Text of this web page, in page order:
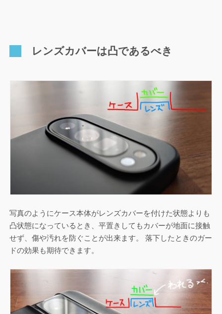
レンズカバーは凸であるべき
写真のようにケース本体がレンズカバーを付けた状態よりも
凸状態になっているとき、平置きしてもカバーが地面に接触
せず、傷や汚れを防ぐことが出来ます。 落下したときのガー
ドの効果も期待できます。